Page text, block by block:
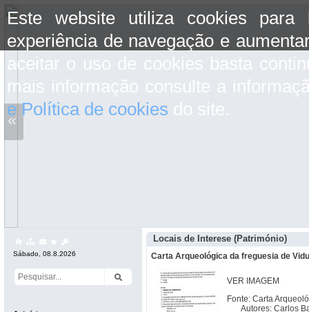
Este website utiliza cookies para
experiência de navegação e
aceitar o uso de cookies basta
mais informação consulte a
e Política de cookies do site.
«
Sábado, 08.8.2026
Locais de Interese (Património)
Carta Arqueológica da freguesia de
VER IMAGEM
Fonte: Carta
Autores: Carlos